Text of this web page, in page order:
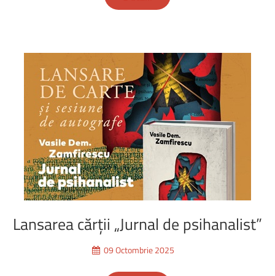
Lansareacărții „Jurnal de psihanalist”
09 Octombrie 2025